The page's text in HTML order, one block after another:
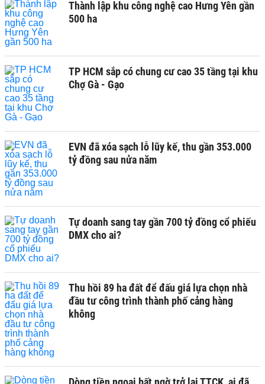
Thành lập khu công nghệ cao Hưng Yên gần
500 ha
TP HCM sắp có chung cư cao 35 tầng tại khu
Chợ Gà - Gạo
EVN đã xóa sạch lỗ lũy kế, thu gần 353.000
tỷ đồng sau nửa năm
Tự doanh sang tay gần 700 tỷ đồng cổ phiếu
DMX cho ai?
Thu hồi 89 ha đất để đấu giá lựa chọn nhà
đầu tư công trình thành phố cảng hàng
không